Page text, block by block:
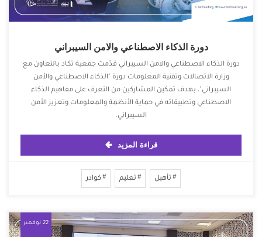
دورة الذكاء الاصطناعي والامن السيبراني
دورة الذكاء الاصطناعي والامن السيبراني قدّمت جمعية تكاد بالتعاون مع
وزارة الاتصالات وتقنية المعلومات ‏دورة "الذكاء الاصطناعي والأمن
السيبراني"، بهدف تمكين المشاركين من التعرف على مفاهيم الذكاء
الاصطناعي وتطبيقاته في حماية الأنظمة والمعلومات وتعزيز الأمن
السيبراني.
قراءة المزيد
تأهيل تعليم كوادر
22 نوفمبر